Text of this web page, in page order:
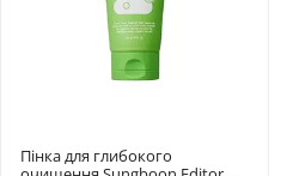
Пінка для глибокого